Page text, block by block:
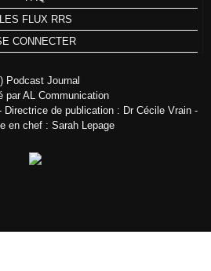
LES FLUX RRS
CONNECTER
Podcast Journal
par AL Communication
de publication : Dr Cécile Vrain -
en chef : Sarah Lepage